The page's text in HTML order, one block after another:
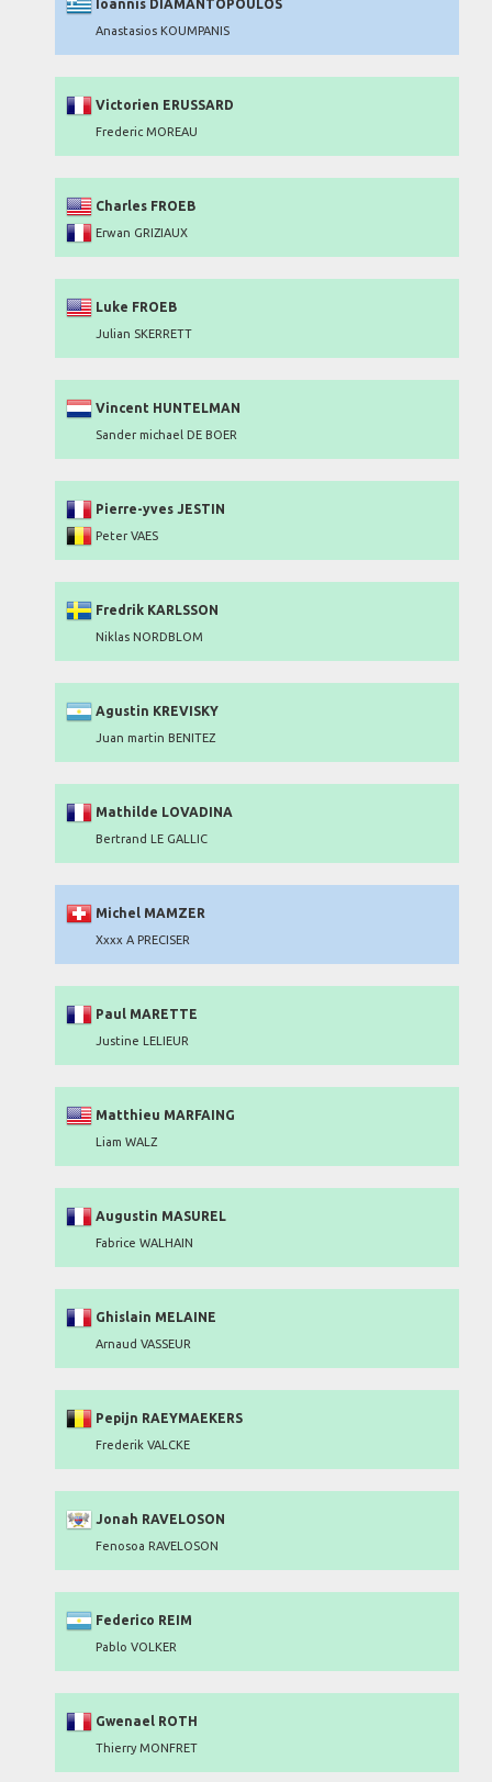
Ioannis DIAMANTOPOULOS
Anastasios KOUMPANIS
Victorien ERUSSARD
Frederic MOREAU
Charles FROEB
Erwan GRIZIAUX
Luke FROEB
Julian SKERRETT
Vincent HUNTELMAN
Sander michael DE BOER
Pierre-yves JESTIN
Peter VAES
Fredrik KARLSSON
Niklas NORDBLOM
Agustin KREVISKY
Juan martin BENITEZ
Mathilde LOVADINA
Bertrand LE GALLIC
Michel MAMZER
Xxxx A PRECISER
Paul MARETTE
Justine LELIEUR
Matthieu MARFAING
Liam WALZ
Augustin MASUREL
Fabrice WALHAIN
Ghislain MELAINE
Arnaud VASSEUR
Pepijn RAEYMAEKERS
Frederik VALCKE
Jonah RAVELOSON
Fenosoa RAVELOSON
Federico REIM
Pablo VOLKER
Gwenael ROTH
Thierry MONFRET